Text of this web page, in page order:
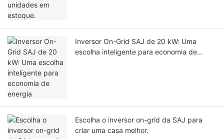
Inversor On-Grid SAJ de 20 kW: Uma
escolha inteligente para economia de
Escolha o inversor on-grid da SAJ para
criar uma casa melhor.